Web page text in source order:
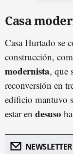
Casa
Casa Hurtado se
construcción,
modernista, que
reconversión en
edificio mantuvo
estar en desuso